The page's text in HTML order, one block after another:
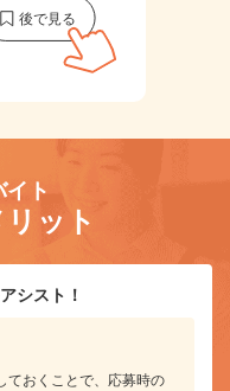
イト
ット
シスト！
ておくことで、応募時の